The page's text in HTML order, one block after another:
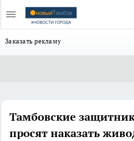
Заказать рекламу
Тамбовские
просят наказать